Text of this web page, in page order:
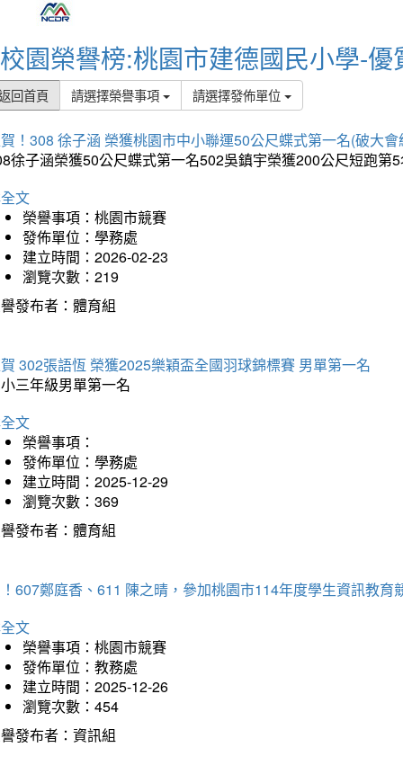
校園榮譽榜:桃園市建德國民小學-優
回首頁 請選擇榮譽事項 請選擇發佈單位
！308 徐子涵 榮獲桃園市中小聯運50公尺蝶式第一名(破大會
徐子涵榮獲50公尺蝶式第一名502吳鎮宇榮獲200公尺短跑
文
榮譽事項：桃園市競賽
發佈單位：學務處
建立時間：2026-02-23
瀏覽次數：219
發布者：體育組
302張語恆 榮獲2025樂穎盃全國羽球錦標賽 男單第一名
三年級男單第一名
文
榮譽事項：
發佈單位：學務處
建立時間：2025-12-29
瀏覽次數：369
發布者：體育組
607鄭庭香、611 陳之晴，參加桃園市114年度學生資訊教育
文
榮譽事項：桃園市競賽
發佈單位：教務處
建立時間：2025-12-26
瀏覽次數：454
發布者：資訊組